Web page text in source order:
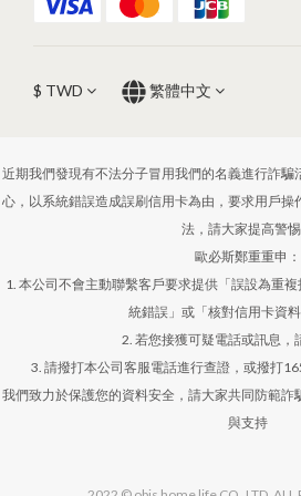
$ TWD 繁體中文
近期我們發現有不法分子冒用我們的名義進行詐騙
心，以系統錯誤造成誤刷信用卡為由，要求用戶
法，請大家提高警惕
歐必斯鄭重重申：
1. 本公司不會主動聯繫客戶要求提供「誤設為重
統錯誤」或「核對信用卡資料
2. 若您接獲可疑電話或訊息，
3. 請撥打本公司客服電話進行查證，或撥打
我們致力於保護您的資料安全，請大家共同防範
與支持